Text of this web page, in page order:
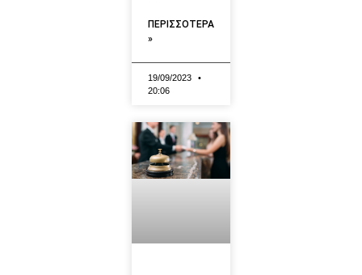
ΠΕΡΙΣΣΟΤΕΡΑ
»
19/09/2023
20:06